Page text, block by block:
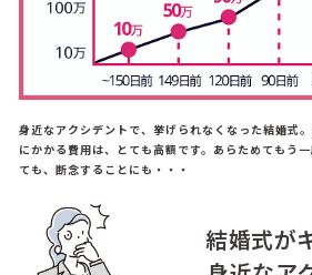
身近なアクシデントで、挙げられなくなった結婚式
にかかる費用は、とても高額です。あらためてもう
ても、断念することにも・・・
結婚式が